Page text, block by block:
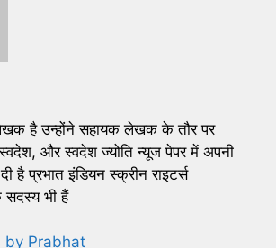
है उन्होंने सहायक लेखक के तौर पर
और स्वदेश ज्योति न्यूज पेपर में अपनी
है प्रभात इंडियन स्क्रीन राइटर्स
सदस्य भी हैं
by Prabhat